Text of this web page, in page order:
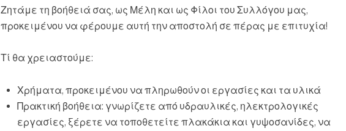
Ζητάμε τη βοήθειά σας, ως Μέλη και ως Φίλοι του Συλλόγου μας,
προκειμένου να φέρουμε αυτή την αποστολή σε πέρας με επιτυχία!
Τί θα χρειαστούμε:
Χρήματα, προκειμένου να πληρωθούν οι εργασίες και τα υλικά
Πρακτική βοήθεια: γνωρίζετε από υδραυλικές, ηλεκτρολογικές
εργασίες, ξέρετε να τοποθετείτε πλακάκια και γυψοσανίδες, να